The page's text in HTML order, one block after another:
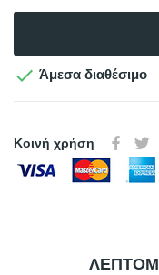
 Άμεσα διαθέσιμο
Κοινή χρήση